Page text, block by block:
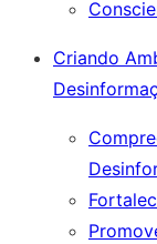
Criando